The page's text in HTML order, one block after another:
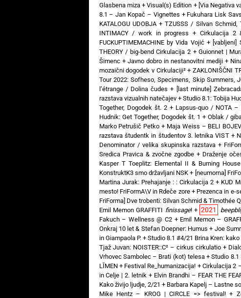
Glasbena miza + Visual(s) Edition + [Via Negativa
8.1 – Jan Kopač – Vignettes + Fukuhara Lisk
KATALOGU UDOBJA+TZUSSS / Silvan Schmid,
INTIMACY / work in progress + Cirkulacija 2
FUCKUPTIMEMACHINE by Vida Vojić+
THEORY / big-bend Cirkulacija 2+Guionnet |
Šimenc+ Javno dobro in nestanovitni mediji+
mozaični dogodek v Cirkulaciji²+ZAKLONIŠČNI
Tour 2022: Sofheso, Specimens, Skip Summers,
l’étrange / Dolina čudes + [last minute]
razstava vizualnih natečajev+ Studio 8.1: Tobija
Together, Dogodek št. 2+ Lapsus-quo / NOTA –
Hudnik: Get Together, Dogodek št. 1 + Oblak /
Marko Petrušič Petko + Maja Weiss – BELI
razstava študentk in študentov 3. letnika VIST+
Denominator / velika skupinska razstava +
Sredica Pravica & zvočne zgodbe+ Draženje
Kasper T Toeplitz: Elemental II & Burning House
KonstruktK3 smo državljani NSK + [neumorna]
Martina Jurak: Prehajanje : : Cirkulacija 2+ KUD
mesto! FriFormA\V in Rdeče zore+ Prezenca in e-
FriForma] Dve trobenti: Silvan Schmid & Timothée
Emil Memon GRAFFITI finissage!+ 2021
Fakuch – Wellness @ C2+ Emil Memon –
Onkraj 10 let & Stefan Doepner: Humus + Joe
in Giampaola P. + Studio 8.1 #4/21 Brina Kren: kako
Tjaž Juvan: NOISTER::C² – cirkus cirkulatio+
Vrhovec Sambolec – Brati (kot) telesa+Studio 8.1
LĪMEN+ Festival Re_humanizacija! + Cirkulacija 2
in Celje | 2. letnik + Elvin Brandhi – FEAR THE
Kako živijo ljudje, 2/21 + Barbara Kapelj – Lastne
Mike Hentz – KROG | CIRCLE => festival! +